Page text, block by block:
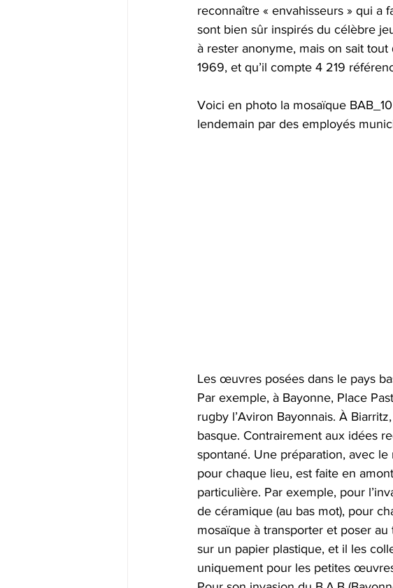
reconnaître « envahisseurs » qui
sont bien sûr inspirés du célèbre
à rester anonyme, mais on sait tout
1969, et qu’il compte 4 219
Voici en photo la mosaïque
lendemain par des employés
Les œuvres posées dans le pays
Par exemple, à Bayonne, Place
rugby l’Aviron Bayonnais. À
basque. Contrairement aux idées
spontané. Une préparation, avec
pour chaque lieu, est faite en
particulière. Par exemple, pour
de céramique (au bas mot), pour
mosaïque à transporter et poser
sur un papier plastique, et il les
uniquement pour les petites